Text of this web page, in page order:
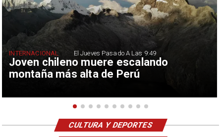
Joven chileno muere escalando
montaña más alta de Perú
INTERNACIONAL El Jueves Pasado A Las 9:49
CULTURA Y DEPORTES